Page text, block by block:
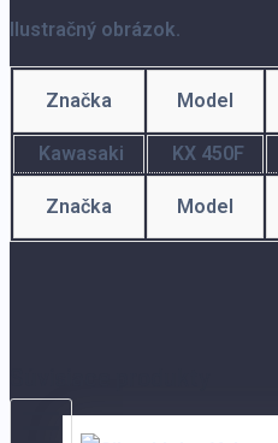
Ilustračný obrázok.
Značka Model
Značka Model
Kawasaki KX 450F